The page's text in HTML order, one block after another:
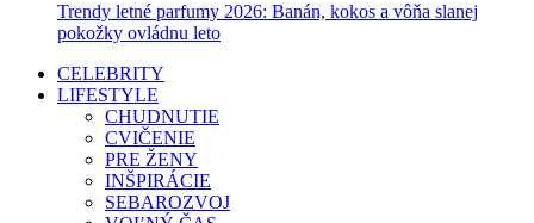
Trendy letné parfumy 2026: Banán, kokos a vôňa slanej
pokožky ovládnu leto
CELEBRITY
LIFESTYLE
CHUDNUTIE
CVIČENIE
PRE ŽENY
INŠPIRÁCIE
SEBAROZVOJ